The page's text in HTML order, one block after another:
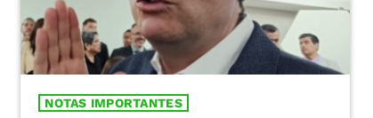
NOTAS IMPORTANTES